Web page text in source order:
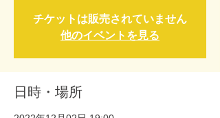
チケットは販売されていません
他のイベントを見る
日時・場所